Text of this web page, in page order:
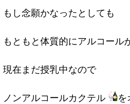
もし念願かなったとしても
もともと体質的にアルコール
現在まだ授乳中なので
ノンアルコールカクテル